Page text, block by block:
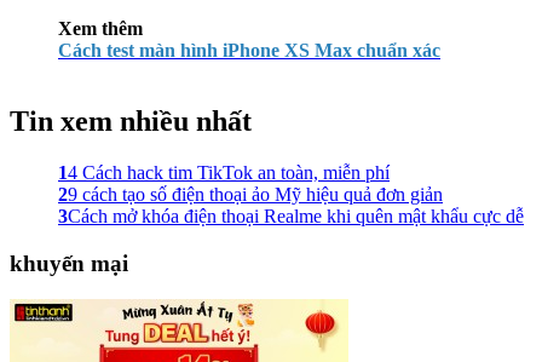
Xem thêm
Cách test màn hình iPhone XS Max chuẩn xác
Tin xem nhiều nhất
14 Cách hack tim TikTok an toàn, miễn phí
29 cách tạo số điện thoại ảo Mỹ hiệu quả đơn giản
3Cách mở khóa điện thoại Realme khi quên mật khẩu cực dễ
khuyến mại